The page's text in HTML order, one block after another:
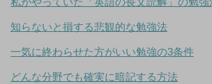
知らないと損する悲観的な勉強法
一気に終わらせた方がいい勉強の3条件
どんな分野でも確実に暗記する方法